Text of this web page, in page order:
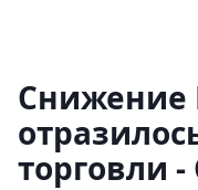
Снижение
торговли -